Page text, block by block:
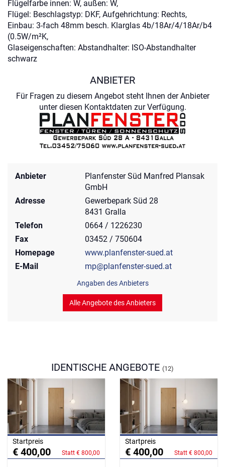
Flügelfarbe innen: W, außen: W,
Flügel: Beschlagstyp: DKF, Aufgehrichtung: Rechts,
Einbau: 3-fach 48mm besch. Klarglas 4b/18Ar/4/18Ar/b4
(0.5W/m²K,
Glaseigenschaften: Abstandhalter: ISO-Abstandhalter
schwarz
ANBIETER
Für Fragen zu diesem Angebot steht Ihnen der Anbieter
unter diesen Kontaktdaten zur Verfügung.
Anbieter
Planfenster Süd Manfred Plansak
GmbH
Adresse
Gewerbepark Süd 28
8431 Gralla
Telefon
0664 / 1226230
Fax
03452 / 750604
Homepage
www.planfenster-sued.at
E-Mail
mp@planfenster-sued.at
Angaben des Anbieters
Alle Angebote des Anbieters
IDENTISCHE ANGEBOTE (12)
Startpreis
€ 400,00 Statt € 800,00
Startpreis
€ 400,00 Statt € 800,00